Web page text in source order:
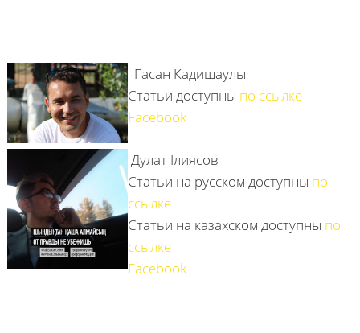
Гасан Кадишаулы
Статьи доступны по ссылке
Facebook
Дулат Ілиясов
Статьи на русском доступны по
ссылке
Статьи на казахском доступны по
ссылке
Facebook